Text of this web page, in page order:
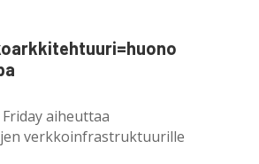
aiheuttaa
verkkoinfrastruktuurille